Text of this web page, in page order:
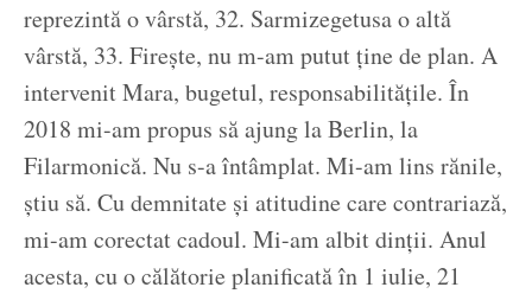
reprezintă o vârstă, 32. Sarmizegetusa o altă
vârstă, 33. Firește, nu m-am putut ține de plan. A
intervenit Mara, bugetul, responsabilitățile. În
2018 mi-am propus să ajung la Berlin, la
Filarmonică. Nu s-a întâmplat. Mi-am lins rănile,
știu să. Cu demnitate și atitudine care contrariază,
mi-am corectat cadoul. Mi-am albit dinții. Anul
acesta, cu o călătorie planificată în 1 iulie, 21